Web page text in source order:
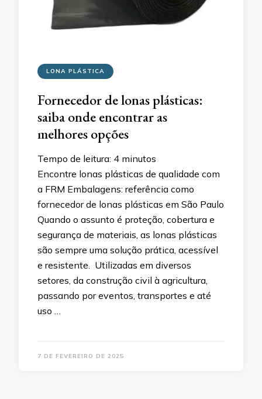
LONA PLÁSTICA
Fornecedor de lonas plásticas:
saiba onde encontrar as
melhores opções
Tempo de leitura: 4 minutos
Encontre lonas plásticas de qualidade com
a FRM Embalagens: referência como
fornecedor de lonas plásticas em São Paulo
Quando o assunto é proteção, cobertura e
segurança de materiais, as lonas plásticas
são sempre uma solução prática, acessível
e resistente. Utilizadas em diversos
setores, da construção civil à agricultura,
passando por eventos, transportes e até
uso …
7 DE FEVEREIRO DE 2025